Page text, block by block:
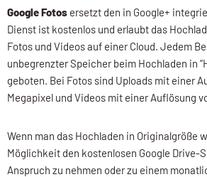
Google Fotos ersetzt den in Google+
Dienst ist kostenlos und erlaubt das
Fotos und Videos auf einer Cloud. Jedem
unbegrenzter Speicher beim Hochladen in
geboten. Bei Fotos sind Uploads mit einer
Megapixel und Videos mit einer Auflösung
Wenn man das Hochladen in Originalgröße
Möglichkeit den kostenlosen Google Drive-
Anspruch zu nehmen oder zu einem